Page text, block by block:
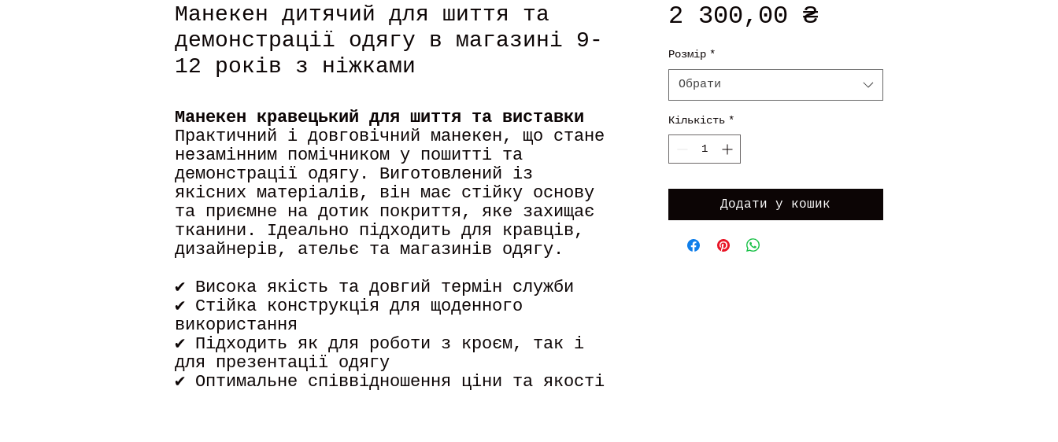
Манекен дитячий для шиття та
демонстрації одягу в магазині 9-
12 років з ніжками
Манекен кравецький для шиття та виставки
Практичний і довговічний манекен, що стане
незамінним помічником у пошитті та
демонстрації одягу. Виготовлений із
якісних матеріалів, він має стійку основу
та приємне на дотик покриття, яке захищає
тканини. Ідеально підходить для кравців,
дизайнерів, ательє та магазинів одягу.
✔ Висока якість та довгий термін служби
✔ Стійка конструкція для щоденного
використання
✔ Підходить як для роботи з кроєм, так і
для презентації одягу
✔ Оптимальне співвідношення ціни та якості
2 300,00 ₴Ціна
Розмір *
Обрати
Кількість *
Додати у кошик